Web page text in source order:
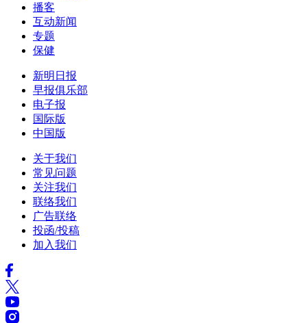
播客
互动新闻
专题
保健
新明日报
早报俱乐部
电子报
国际版
中国版
关于我们
常见问题
关注我们
联络我们
广告联络
投函/投稿
加入我们